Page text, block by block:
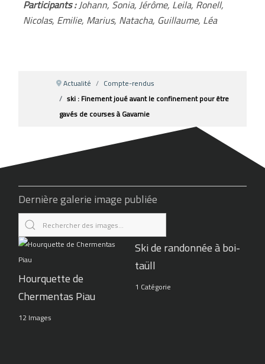
Participants :Johann, Sonia, Jérôme, Leila, Ronell,
Nicolas, Emilie, Marius, Natacha, Guillaume, Léa
Actualité
Compte-rendus
ski : Finement joué avant le confinement pour être
gavés de courses à Gavarnie
Dernière galerie image publiée
Hourquette de
Chermentas Piau
12 Images
Ski de randonnée à boi-
taüll
1 Catégorie